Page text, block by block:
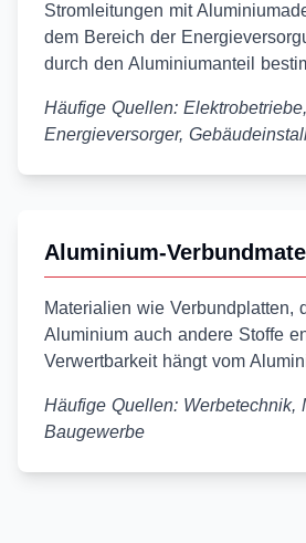
Stromleitungen mit
dem Bereich der
durch den Aluminiumanteil
Häufige Quellen: Elektrobetriebe,
Energieversorger,
Aluminium-
Materialien wie Verbundplatten,
Aluminium auch andere Stoffe
Verwertbarkeit hängt vom
Häufige Quellen: Werbetechnik,
Baugewerbe